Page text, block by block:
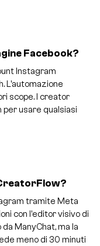
Facebook?
Instagram
L'automazione
scope. I creator
per usare qualsiasi
tramite Meta
con l'editor visivo di
ManyChat, ma la
meno di 30 minuti